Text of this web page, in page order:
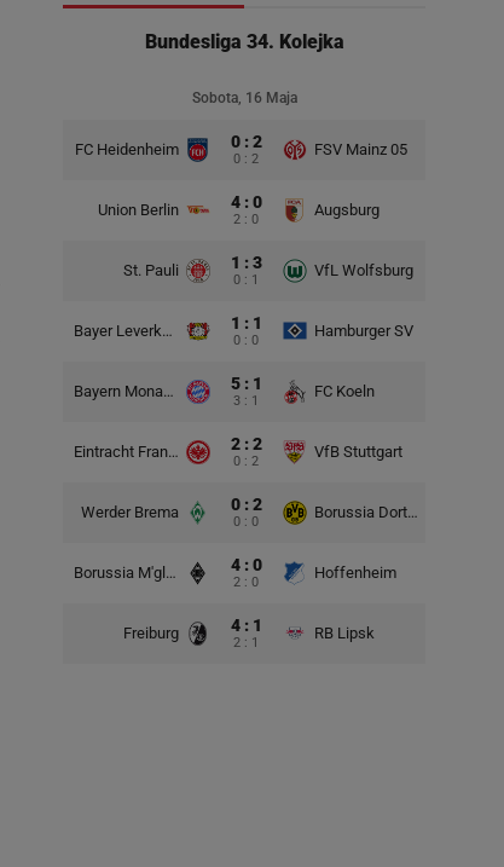
Bundesliga 34. Kolejka
Sobota, 16 Maja
FC Heidenheim 0 : 2
0 : 2
FSV Mainz 05
Union Berlin 4 : 0
2 : 0
Augsburg
St. Pauli 1 : 3
0 : 1
VfL Wolfsburg
Bayer Leverkusen 1 : 1
0 : 0
Hamburger SV
Bayern Monachium 5 : 1
3 : 1
FC Koeln
Eintracht Frankfurt 2 : 2
0 : 2
VfB Stuttgart
Werder Brema 0 : 2
0 : 0
Borussia Dortmund
Borussia M'gladbach 4 : 0
2 : 0
Hoffenheim
Freiburg 4 : 1
2 : 1
RB Lipsk